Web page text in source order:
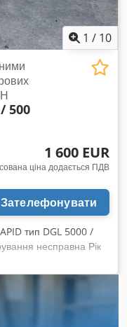
1 / 10
500
1 600 EUR
ціна додається ПДВ
Зателефонувати
тип DGL 5000 /
несправна Рік
довжина
Діаметр пильного
Габарити (Д
кг Звільняємо
експорту